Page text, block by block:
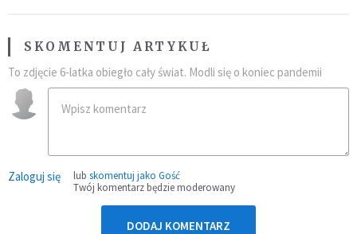
SKOMENTUJ ARTYKUŁ
To zdjęcie 6-latka obiegło cały świat. Modli się o koniec pandemii
Zaloguj się lub skomentuj jako Gość
Twój komentarz będzie moderowany
DODAJ KOMENTARZ